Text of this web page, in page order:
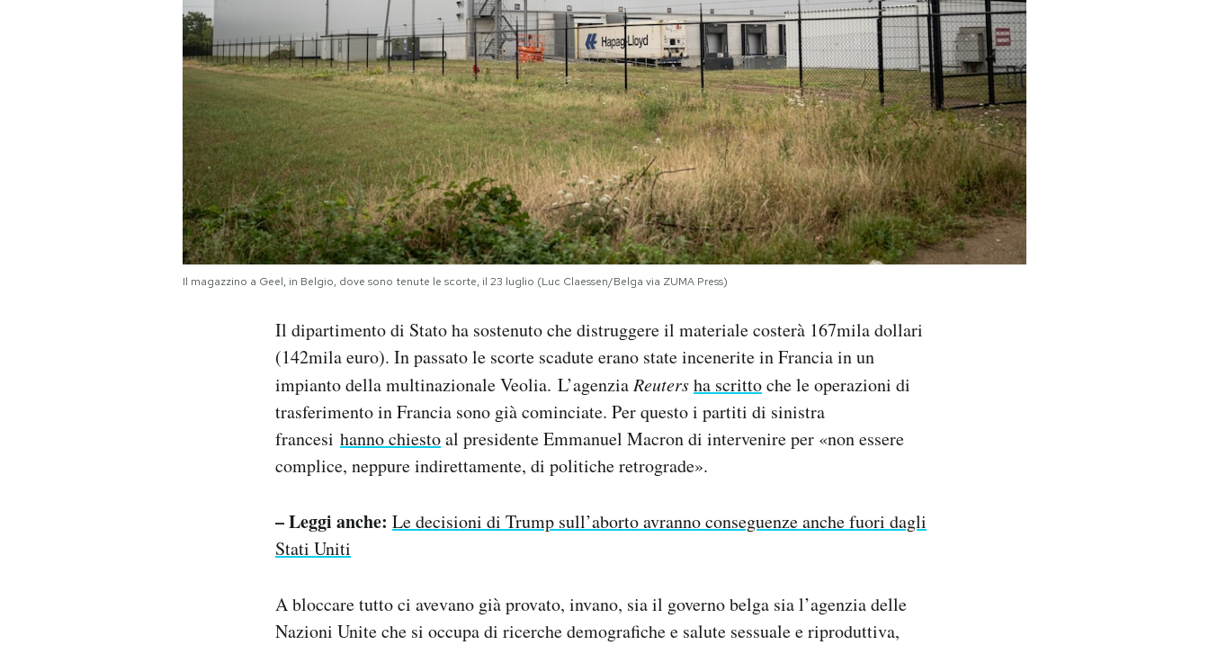
Il magazzino a Geel, in Belgio, dove sono tenute le scorte, il 23 luglio (Luc Claessen/Belga via ZUMA Press)
Il dipartimento di Stato ha sostenuto che distruggere il materiale costerà 167mila dollari
(142mila euro). In passato le scorte scadute erano state incenerite in Francia in un
impianto della multinazionale Veolia. L’agenziaReutersha scrittoche le operazioni di
trasferimento in Francia sono già cominciate. Per questo i partiti di sinistra
francesi hanno chiestoal presidente Emmanuel Macron di intervenire per «non essere
complice, neppure indirettamente, di politiche retrograde».
– Leggi anche: Le decisioni di Trump sull’aborto avranno conseguenze anche fuori dagli
Stati Uniti
A bloccare tutto ci avevano già provato, invano, sia il governo belga sia l’agenzia delle
Nazioni Unite che si occupa di ricerche demografiche e salute sessuale e riproduttiva,